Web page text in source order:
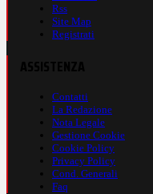
Rss
Site Map
Registrati
Contatti
La Redazione
Nota Legale
Gestione Cookie
Cookie Policy
Privacy Policy
Cond. Generali
Faq